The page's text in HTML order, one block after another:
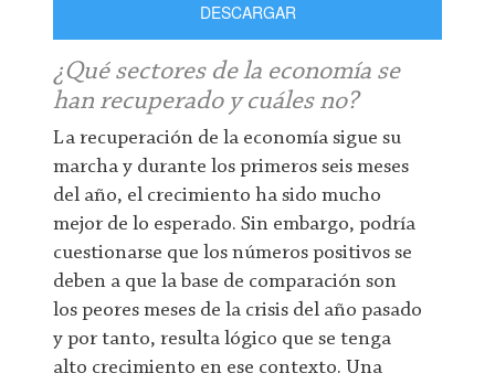
DESCARGAR
¿Qué sectores de la economía se
han recuperado y cuáles no?
La recuperación de la economía sigue su
marcha y durante los primeros seis meses
del año, el crecimiento ha sido mucho
mejor de lo esperado. Sin embargo, podría
cuestionarse que los números positivos se
deben a que la base de comparación son
los peores meses de la crisis del año pasado
y por tanto, resulta lógico que se tenga
alto crecimiento en ese contexto. Una